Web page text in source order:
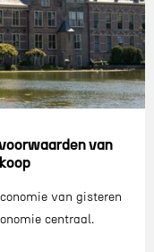
van
van gisteren
centraal.